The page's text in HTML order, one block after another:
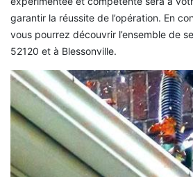
garantir la réussite de l’opération. En
vous pourrez découvrir l’ensemble de
52120 et à Blessonville.